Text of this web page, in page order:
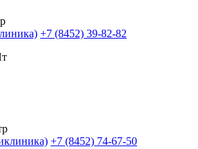
+7 (8452) 39-82-82
+7 (8452) 74-67-50